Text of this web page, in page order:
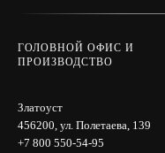
ГОЛОВНОЙ ОФИС И
ПРОИЗВОДСТВО
Златоуст
456200, ул. Полетаева, 139
+7 800 550-54-95